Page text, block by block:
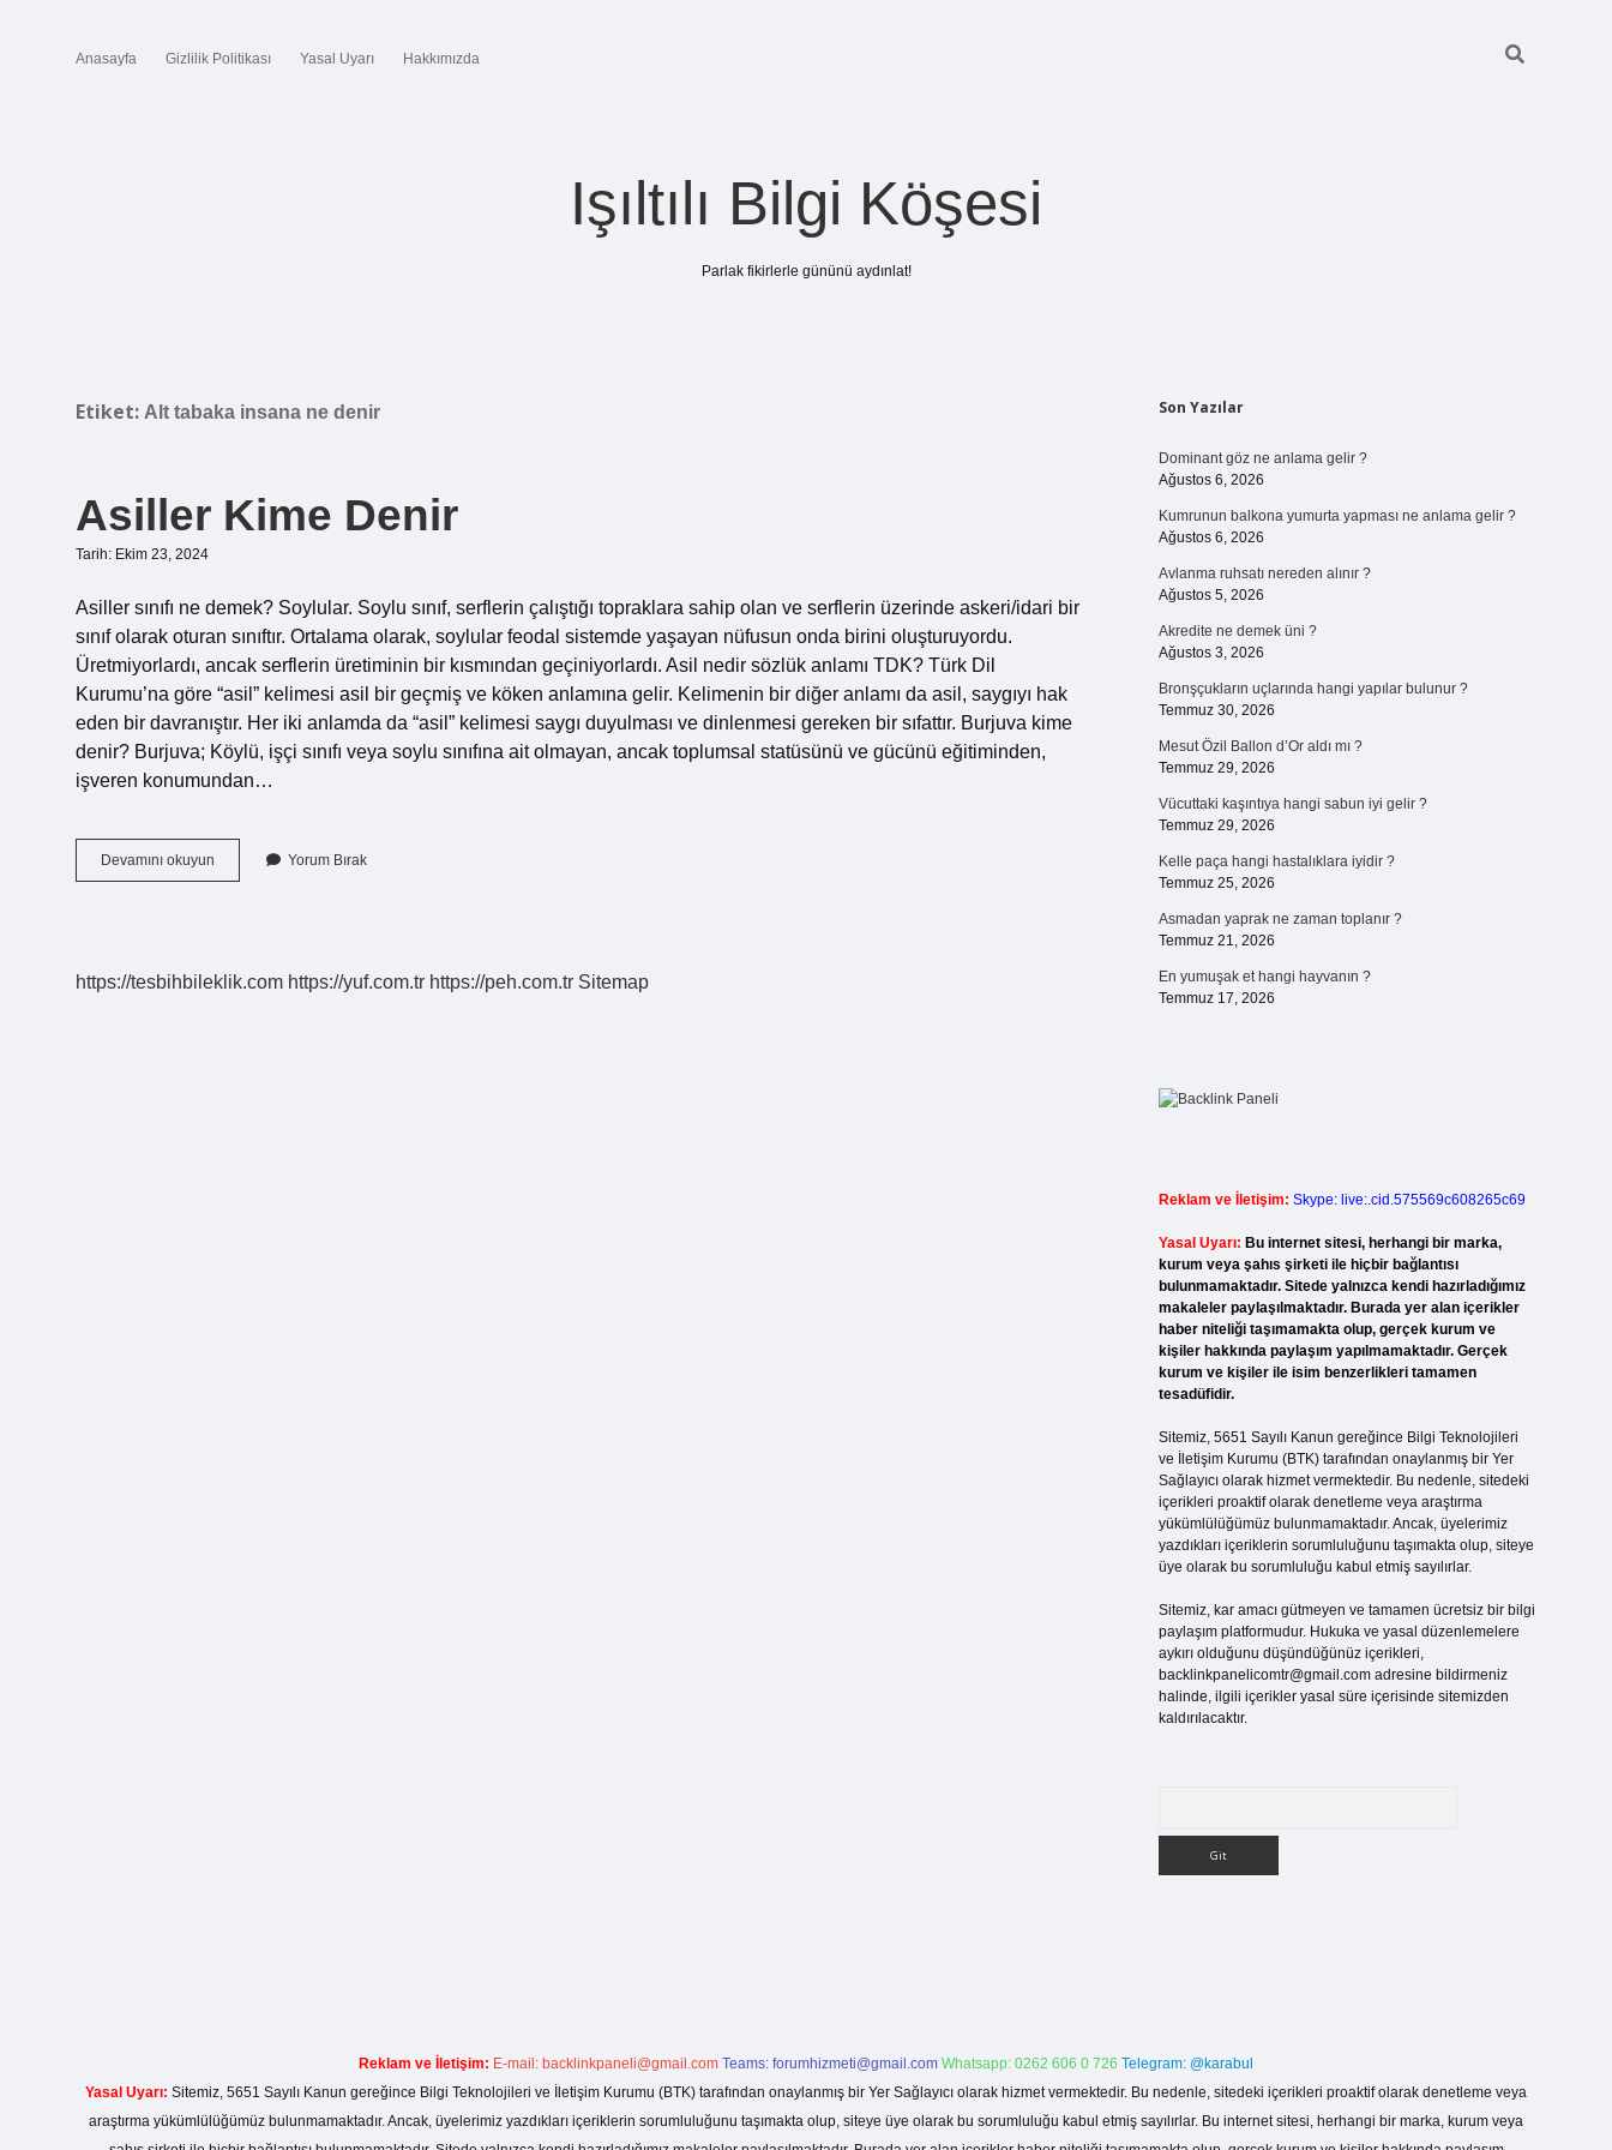
Anasayfa Gizlilik Politikası Yasal Uyarı Hakkımızda
Işıltılı Bilgi Köşesi
Parlak fikirlerle gününü aydınlat!
Etiket: Alt tabaka insana ne denir
Asiller Kime Denir
Tarih: Ekim 23, 2024
Asiller sınıfı ne demek? Soylular. Soylu sınıf, serflerin çalıştığı topraklara sahip olan ve serflerin üzerinde askeri/idari bir
sınıf olarak oturan sınıftır. Ortalama olarak, soylular feodal sistemde yaşayan nüfusun onda birini oluşturuyordu.
Üretmiyorlardı, ancak serflerin üretiminin bir kısmından geçiniyorlardı. Asil nedir sözlük anlamı TDK? Türk Dil
Kurumu’na göre “asil” kelimesi asil bir geçmiş ve köken anlamına gelir. Kelimenin bir diğer anlamı da asil, saygıyı hak
eden bir davranıştır. Her iki anlamda da “asil” kelimesi saygı duyulması ve dinlenmesi gereken bir sıfattır. Burjuva kime
denir? Burjuva; Köylü, işçi sınıfı veya soylu sınıfına ait olmayan, ancak toplumsal statüsünü ve gücünü eğitiminden,
işveren konumundan…
Devamını okuyun
Kime
Yorum Bırak
https://tesbihbileklik.com https://yuf.com.tr https://peh.com.tr Sitemap
Sidebar
Son Yazılar
Dominant göz ne anlama gelir ?
Ağustos 6, 2026
Kumrunun balkona yumurta yapması ne anlama gelir ?
Ağustos 6, 2026
Avlanma ruhsatı nereden alınır ?
Ağustos 5, 2026
Akredite ne demek üni ?
Ağustos 3, 2026
Bronşçukların uçlarında hangi yapılar bulunur ?
Temmuz 30, 2026
Mesut Özil Ballon d’Or aldı mı ?
Temmuz 29, 2026
Vücuttaki kaşıntıya hangi sabun iyi gelir ?
Temmuz 29, 2026
Kelle paça hangi hastalıklara iyidir ?
Temmuz 25, 2026
Asmadan yaprak ne zaman toplanır ?
Temmuz 21, 2026
En yumuşak et hangi hayvanın ?
Temmuz 17, 2026
Reklam ve İletişim: Skype: live:.cid.575569c608265c69
Yasal Uyarı: Bu internet sitesi, herhangi bir marka,
kurum veya şahıs şirketi ile hiçbir bağlantısı
bulunmamaktadır. Sitede yalnızca kendi hazırladığımız
makaleler paylaşılmaktadır. Burada yer alan içerikler
haber niteliği taşımamakta olup, gerçek kurum ve
kişiler hakkında paylaşım yapılmamaktadır. Gerçek
kurum ve kişiler ile isim benzerlikleri tamamen
tesadüfidir.
Sitemiz, 5651 Sayılı Kanun gereğince Bilgi Teknolojileri
ve İletişim Kurumu (BTK) tarafından onaylanmış bir Yer
Sağlayıcı olarak hizmet vermektedir. Bu nedenle, sitedeki
içerikleri proaktif olarak denetleme veya araştırma
yükümlülüğümüz bulunmamaktadır. Ancak, üyelerimiz
yazdıkları içeriklerin sorumluluğunu taşımakta olup, siteye
üye olarak bu sorumluluğu kabul etmiş sayılırlar.
Sitemiz, kar amacı gütmeyen ve tamamen ücretsiz bir bilgi
paylaşım platformudur. Hukuka ve yasal düzenlemelere
aykırı olduğunu düşündüğünüz içerikleri,
backlinkpanelicomtr@gmail.comadresine bildirmeniz
halinde, ilgili içerikler yasal süre içerisinde sitemizden
kaldırılacaktır.
Reklam ve İletişim: E-mail: backlinkpaneli@gmail.com Teams: forumhizmeti@gmail.com Whatsapp: 0262 606 0 726 Telegram: @karabul
Yasal Uyarı: Sitemiz, 5651 Sayılı Kanun gereğince Bilgi Teknolojileri ve İletişim Kurumu (BTK) tarafından onaylanmış bir Yer Sağlayıcı olarak hizmet vermektedir. Bu nedenle, sitedeki içerikleri proaktif olarak denetleme veya
araştırma yükümlülüğümüz bulunmamaktadır. Ancak, üyelerimiz yazdıkları içeriklerin sorumluluğunu taşımakta olup, siteye üye olarak bu sorumluluğu kabul etmiş sayılırlar. Bu internet sitesi, herhangi bir marka, kurum veya